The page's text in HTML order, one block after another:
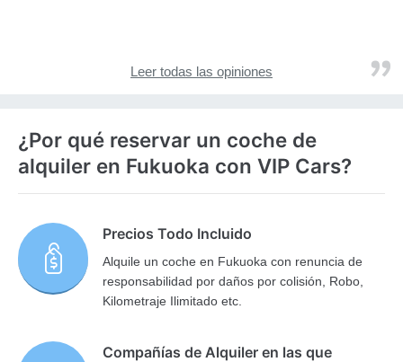
Leer todas las opiniones
¿Por qué reservar un coche de
alquiler en Fukuoka con VIP Cars?
Precios Todo Incluido
Alquile un coche en Fukuoka con renuncia de
responsabilidad por daños por colisión, Robo,
Kilometraje Ilimitado etc.
Compañías de Alquiler en las que